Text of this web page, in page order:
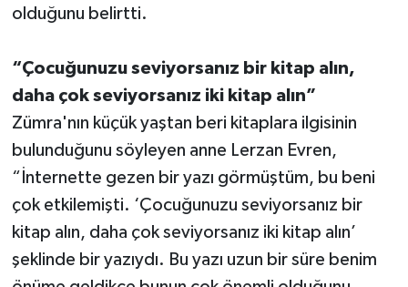
olduğunu belirtti.
“Çocuğunuzu seviyorsanız bir kitap alın,
daha çok seviyorsanız iki kitap alın”
Zümra'nın küçük yaştan beri kitaplara ilgisinin
bulunduğunu söyleyen anne Lerzan Evren,
“İnternette gezen bir yazı görmüştüm, bu beni
çok etkilemişti. ‘Çocuğunuzu seviyorsanız bir
kitap alın, daha çok seviyorsanız iki kitap alın’
şeklinde bir yazıydı. Bu yazı uzun bir süre benim